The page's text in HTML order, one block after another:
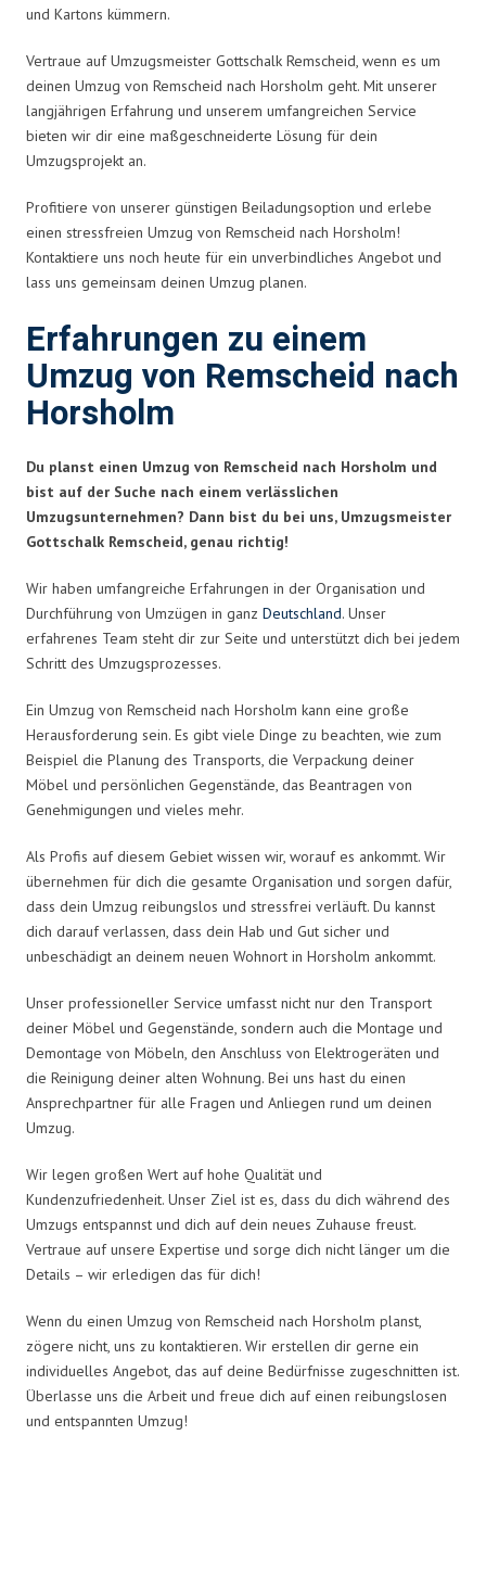
und Kartons kümmern.
Vertraue auf Umzugsmeister Gottschalk Remscheid, wenn es um
deinen Umzug von Remscheid nach Horsholm geht. Mit unserer
langjährigen Erfahrung und unserem umfangreichen Service
bieten wir dir eine maßgeschneiderte Lösung für dein
Umzugsprojekt an.
Profitiere von unserer günstigen Beiladungsoption und erlebe
einen stressfreien Umzug von Remscheid nach Horsholm!
Kontaktiere uns noch heute für ein unverbindliches Angebot und
lass uns gemeinsam deinen Umzug planen.
Erfahrungen zu einem
Umzug von Remscheid nach
Horsholm
Du planst einen Umzug von Remscheid nach Horsholm und
bist auf der Suche nach einem verlässlichen
Umzugsunternehmen? Dann bist du bei uns, Umzugsmeister
Gottschalk Remscheid, genau richtig!
Wir haben umfangreiche Erfahrungen in der Organisation und
Durchführung von Umzügen in ganz Deutschland. Unser
erfahrenes Team steht dir zur Seite und unterstützt dich bei jedem
Schritt des Umzugsprozesses.
Ein Umzug von Remscheid nach Horsholm kann eine große
Herausforderung sein. Es gibt viele Dinge zu beachten, wie zum
Beispiel die Planung des Transports, die Verpackung deiner
Möbel und persönlichen Gegenstände, das Beantragen von
Genehmigungen und vieles mehr.
Als Profis auf diesem Gebiet wissen wir, worauf es ankommt. Wir
übernehmen für dich die gesamte Organisation und sorgen dafür,
dass dein Umzug reibungslos und stressfrei verläuft. Du kannst
dich darauf verlassen, dass dein Hab und Gut sicher und
unbeschädigt an deinem neuen Wohnort in Horsholm ankommt.
Unser professioneller Service umfasst nicht nur den Transport
deiner Möbel und Gegenstände, sondern auch die Montage und
Demontage von Möbeln, den Anschluss von Elektrogeräten und
die Reinigung deiner alten Wohnung. Bei uns hast du einen
Ansprechpartner für alle Fragen und Anliegen rund um deinen
Umzug.
Wir legen großen Wert auf hohe Qualität und
Kundenzufriedenheit. Unser Ziel ist es, dass du dich während des
Umzugs entspannst und dich auf dein neues Zuhause freust.
Vertraue auf unsere Expertise und sorge dich nicht länger um die
Details – wir erledigen das für dich!
Wenn du einen Umzug von Remscheid nach Horsholm planst,
zögere nicht, uns zu kontaktieren. Wir erstellen dir gerne ein
individuelles Angebot, das auf deine Bedürfnisse zugeschnitten ist.
Überlasse uns die Arbeit und freue dich auf einen reibungslosen
und entspannten Umzug!